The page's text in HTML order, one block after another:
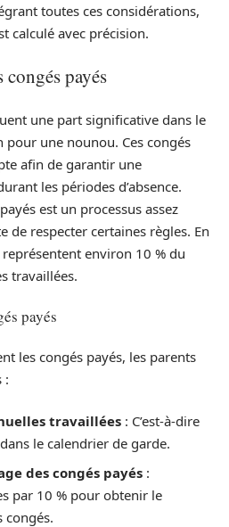
toutes ces considérations,
calculé avec précision.
payés
une part significative dans le
une nounou. Ces congés
afin de garantir une
les périodes d’absence.
est un processus assez
de respecter certaines règles. En
représentent environ 10 % du
travaillées.
payés
les congés payés, les parents
:
travaillées : C’est-à-dire
le calendrier de garde.
des congés payés :
par 10 % pour obtenir le
congés.